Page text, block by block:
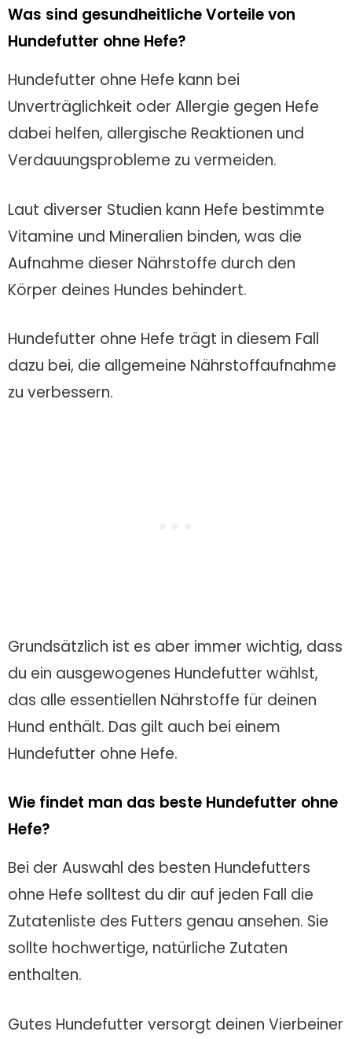
Was sind gesundheitliche Vorteile von
Hundefutter ohne Hefe?
Hundefutter ohne Hefe kann bei
Unverträglichkeit oder Allergie gegen Hefe
dabei helfen, allergische Reaktionen und
Verdauungsprobleme zu vermeiden.
Laut diverser Studien kann Hefe bestimmte
Vitamine und Mineralien binden, was die
Aufnahme dieser Nährstoffe durch den
Körper deines Hundes behindert.
Hundefutter ohne Hefe trägt in diesem Fall
dazu bei, die allgemeine Nährstoffaufnahme
zu verbessern.
Grundsätzlich ist es aber immer wichtig, dass
du ein ausgewogenes Hundefutter wählst,
das alle essentiellen Nährstoffe für deinen
Hund enthält. Das gilt auch bei einem
Hundefutter ohne Hefe.
Wie findet man das beste Hundefutter ohne
Hefe?
Bei der Auswahl des besten Hundefutters
ohne Hefe solltest du dir auf jeden Fall die
Zutatenliste des Futters genau ansehen. Sie
sollte hochwertige, natürliche Zutaten
enthalten.
Gutes Hundefutter versorgt deinen Vierbeiner